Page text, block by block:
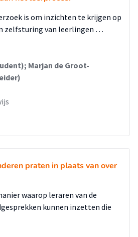
is om inzichten te krijgen op
zelfsturing van leerlingen …
Marjan de Groot-
praten in plaats van over
waarop leraren van de
kunnen inzetten die